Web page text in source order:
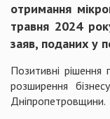
отримання
травня 2024
заяв, поданих у
Позитивні
розширення
Дніпропетровщини.